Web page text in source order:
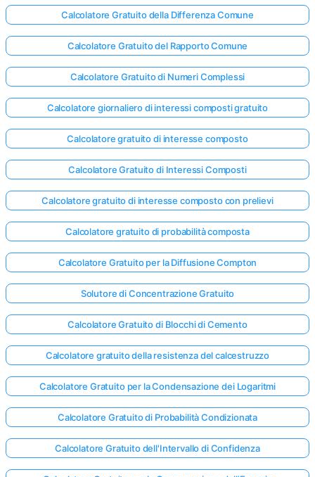
Calcolatore Gratuito della Differenza Comune
Calcolatore Gratuito del Rapporto Comune
Calcolatore Gratuito di Numeri Complessi
Calcolatore giornaliero di interessi composti gratuito
Calcolatore gratuito di interesse composto
Calcolatore Gratuito di Interessi Composti
Calcolatore gratuito di interesse composto con prelievi
Calcolatore gratuito di probabilità composta
Calcolatore Gratuito per la Diffusione Compton
Solutore di Concentrazione Gratuito
Calcolatore Gratuito di Blocchi di Cemento
Calcolatore gratuito della resistenza del calcestruzzo
Calcolatore Gratuito per la Condensazione dei Logaritmi
Calcolatore Gratuito di Probabilità Condizionata
Calcolatore Gratuito dell'Intervallo di Confidenza